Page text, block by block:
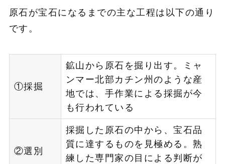
原石が宝石になるまでの主な工程は以下の通り
です。
①採掘
鉱山から原石を掘り出す。ミャ
ンマー北部カチン州のような産
地では、手作業による採掘が今
も行われている
②選別
採掘した原石の中から、宝石品
質に達するものを見極める。熟
練した専門家の目による判断が